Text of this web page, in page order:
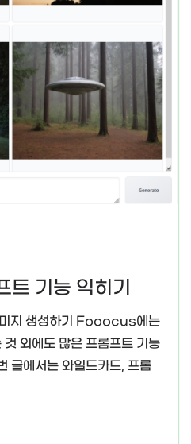
기능 익히기
지 생성하기 Fooocus에는
외에도 많은 프롬프트 기능
글에서는 와일드카드, 프롬